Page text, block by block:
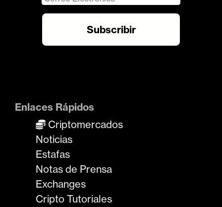
Enlaces Rápidos
Criptomercados
Noticias
Estafas
Notas de Prensa
Exchanges
Cripto Tutoriales